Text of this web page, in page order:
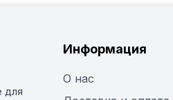
для
Информация
О нас